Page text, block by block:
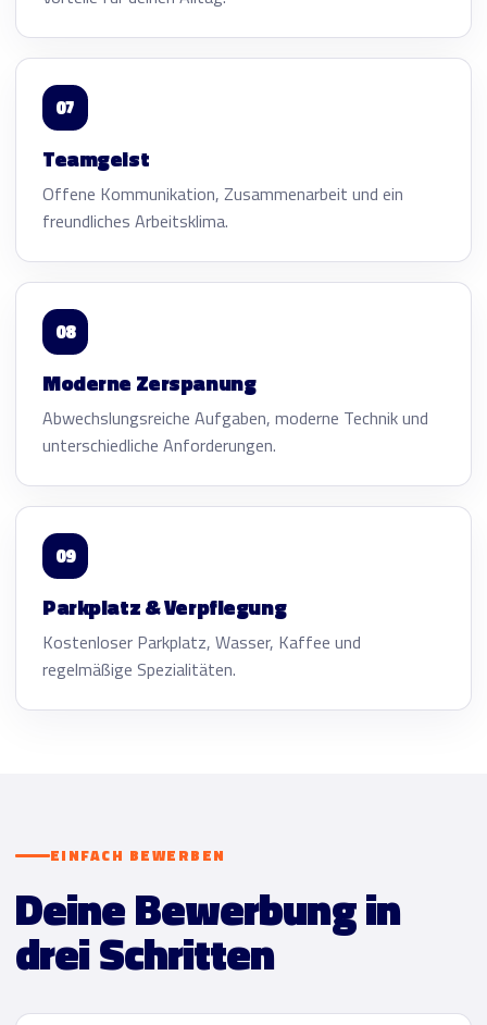
07
Teamgeist
Offene Kommunikation, Zusammenarbeit und ein
freundliches Arbeitsklima.
08
Moderne Zerspanung
Abwechslungsreiche Aufgaben, moderne Technik und
unterschiedliche Anforderungen.
09
Parkplatz & Verpflegung
Kostenloser Parkplatz, Wasser, Kaffee und
regelmäßige Spezialitäten.
EINFACH BEWERBEN
Deine Bewerbung in
drei Schritten